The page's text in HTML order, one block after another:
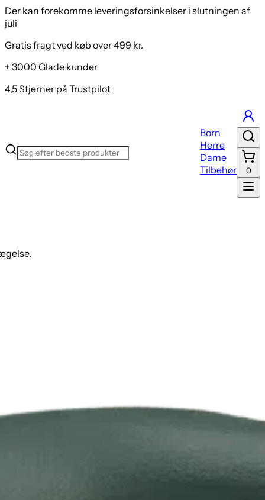
Der kan forekomme leveringsforsinkelser i slutningen af
juli
Gratis fragt ved køb over 499 kr.
+ 3000 Glade kunder
4,5 Stjerner på Trustpilot
Born
Herre
Dame
Tilbehør
0